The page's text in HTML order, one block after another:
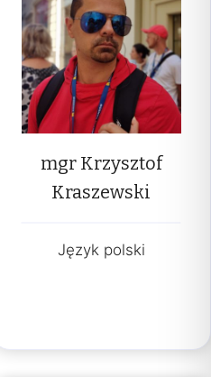
mgr Krzysztof
Kraszewski
Język polski